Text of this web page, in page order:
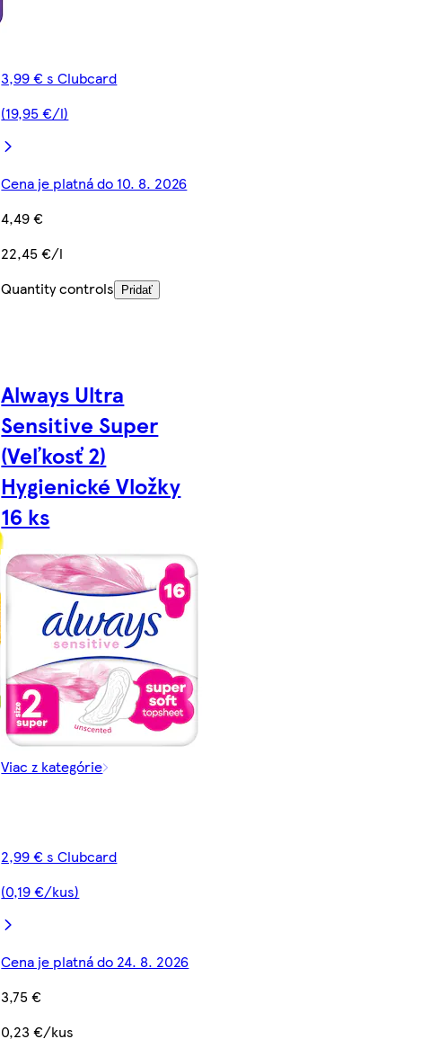
3,99 € s Clubcard
(19,95 €/l)
Cena je platná do 10. 8. 2026
4,49 €
22,45 €/l
Quantity controls
Pridať
Always Ultra
Sensitive Super
(Veľkosť 2)
Hygienické Vložky
16 ks
Viac z kategórie
2,99 € s Clubcard
(0,19 €/kus)
Cena je platná do 24. 8. 2026
3,75 €
0,23 €/kus